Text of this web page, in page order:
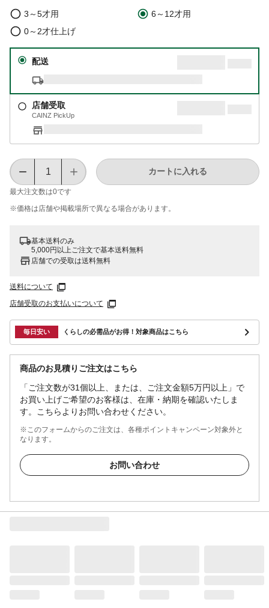
3～5才用
6～12才用
0～2才仕上げ
配送
店舗受取
CAINZ PickUp
最大注文数は0です
カートに入れる
※価格は​店舗や​掲載場所で​異なる​場合が​あります。
基本送料のみ
5,000円以上ご注文で基本送料無料
店舗での受取は送料無料
送料について
店舗受取のお支払いについて
毎日安い くらしの必需品がお得！対象商品はこちら
商品のお見積りご注文はこちら
「ご注文数が31個以上、または、ご注文金額5万円以上」で
お買い上げご希望のお客様は、在庫・納期を確認いたしま
す。こちらよりお問い合わせください。
※このフォームからのご注文は、各種ポイントキャンペーン対象外と
なります。
お問い合わせ